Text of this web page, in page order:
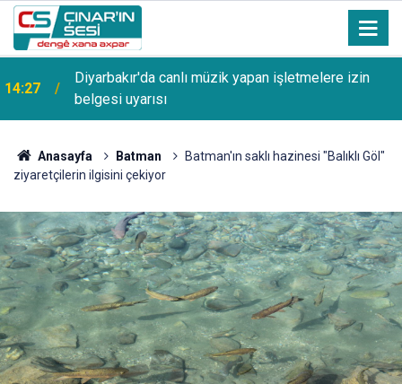
14:27
Diyarbakır'da canlı müzik yapan işletmelere izin
belgesi uyarısı
Anasayfa Batman
Batman'ın saklı hazinesi "Balıklı Göl"
ziyaretçilerin ilgisini çekiyor